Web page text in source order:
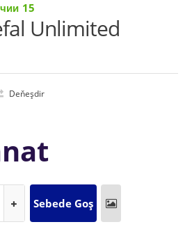
15
Unlimited
Deňeşdir